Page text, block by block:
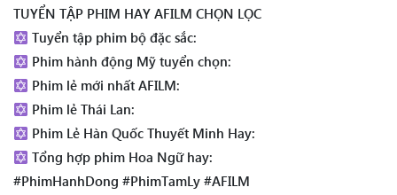
TUYỂN TẬP PHIM HAY AFILM CHỌN LỌC
Tuyển tập phim bộ đặc sắc:
Phim hành động Mỹ tuyển chọn:
Phim lẻ mới nhất AFILM:
Phim lẻ Thái Lan:
Phim Lẻ Hàn Quốc Thuyết Minh Hay:
Tổng hợp phim Hoa Ngữ hay:
#PhimHanhDong #PhimTamLy #AFILM